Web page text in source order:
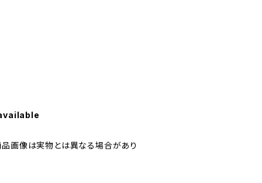
品画像は実物とは異なる場合があり